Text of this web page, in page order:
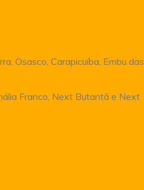
Osasco, Carapicuíba, Embu das
Franco, Next Butantã e Next